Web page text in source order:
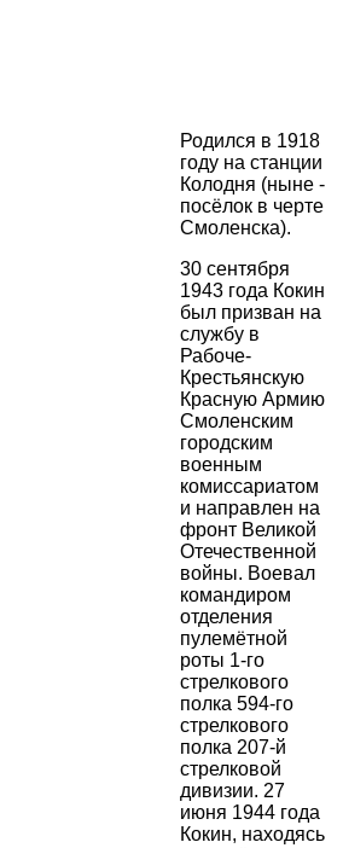
Родился в 1918
году на станции
Колодня (ныне -
посёлок в черте
Смоленска).
30 сентября
1943 года Кокин
был призван на
службу в
Рабоче-
Крестьянскую
Красную Армию
Смоленским
городским
военным
комиссариатом
и направлен на
фронт Великой
Отечественной
войны. Воевал
командиром
отделения
пулемётной
роты 1-го
стрелкового
полка 594-го
стрелкового
полка 207-й
стрелковой
дивизии. 27
июня 1944 года
Кокин, находясь